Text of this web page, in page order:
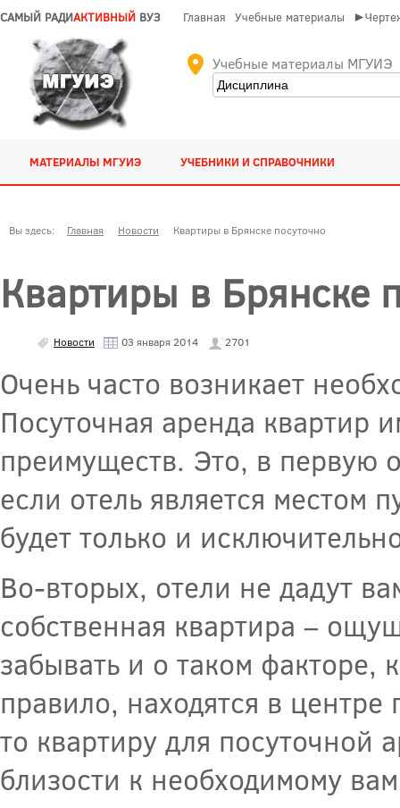
САМЫЙ РАДИАКТИВНЫЙ ВУЗ Главная Учебные материалы
Учебные материалы МГУИЭ
МАТЕРИАЛЫ МГУИЭ УЧЕБНИКИ И СПРАВОЧНИКИ
Вы здесь: Главная Новости Квартиры в Брянске посуточно
Квартиры в Брянске
Новости 03 января 2014 2701
Очень часто возникает
Посуточная аренда квартир
преимуществ. Это, в первую
если отель является местом
будет только и
Во-вторых, отели не дадут
собственная квартира –
забывать и о таком факторе,
правило, находятся в
то квартиру для посуточной
близости к необходимому